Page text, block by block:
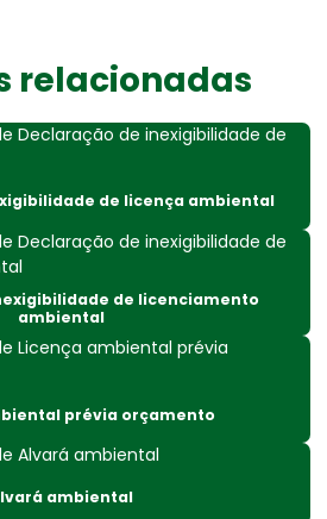
de licença ambiental
de licenciamento ambiental
ambiental
licença ambiental
relacionadas
de licença ambiental
de licenciamento
ambiental
prévia orçamento
ambiental